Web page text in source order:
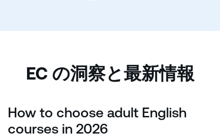
EC の洞察と最新情報
How to choose adult English
courses in 2026